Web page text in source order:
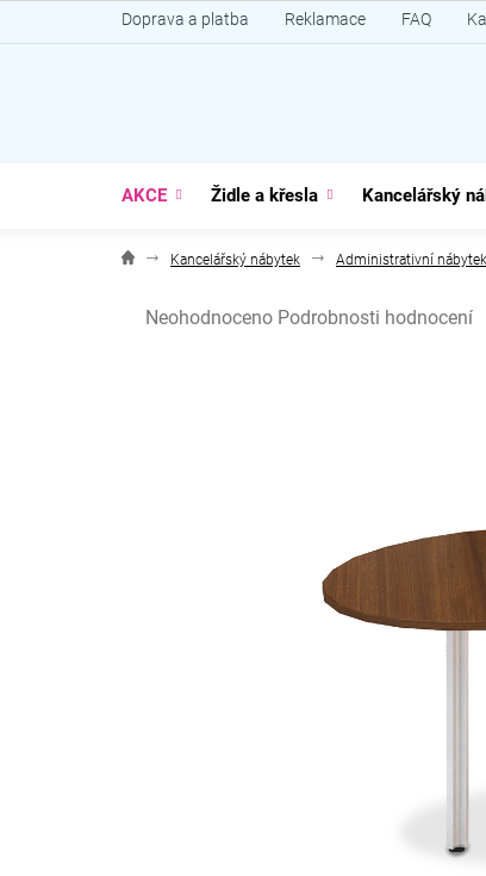
na
Doprava a platba Reklamace FAQ
AKCE Židle a křesla Kancelářský
Kancelářský nábytek Administrativní nábytek
hodnocení
Neohodnoceno Podrobnosti hodnocení